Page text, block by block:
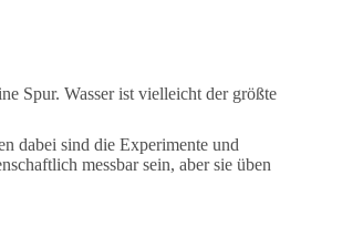
Spur. Wasser ist vielleicht der größte
dabei sind die Experimente und
messbar sein, aber sie üben